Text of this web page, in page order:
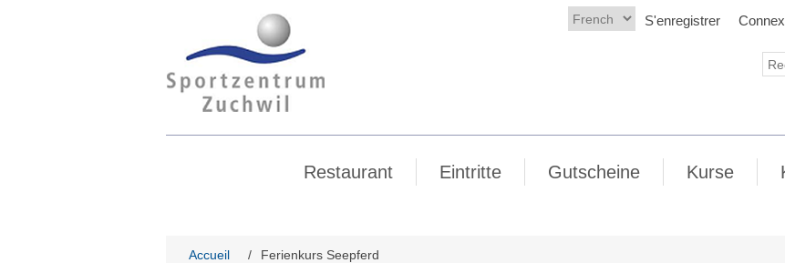
S'enregistrer
Restaurant Eintritte Gutscheine Kurse
Accueil / Ferienkurs Seepferd